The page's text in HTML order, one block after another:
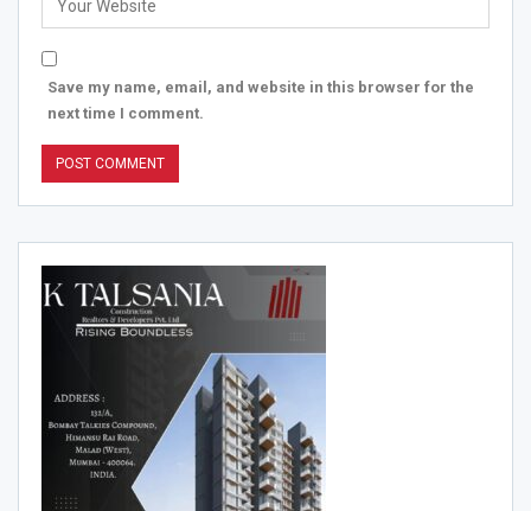
Save my name, email, and website in this browser for the
next time I comment.